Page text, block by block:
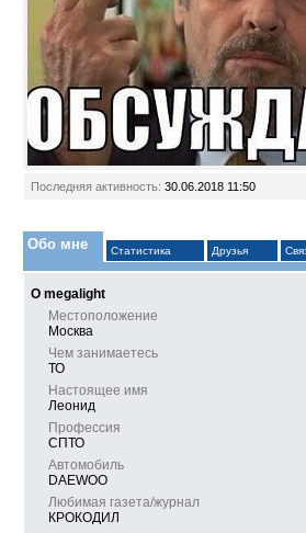
Последняя активность: 30.06.2018 11:50
Обо мне Статистика Друзья
О megalight
Местоположение
Москва
Чем занимаетесь
ТО
Настоящее имя
Леонид
Профессия
СПТО
Автомобиль
DAEWOО
Любимая газета/журнал
КРОКОДИЛ